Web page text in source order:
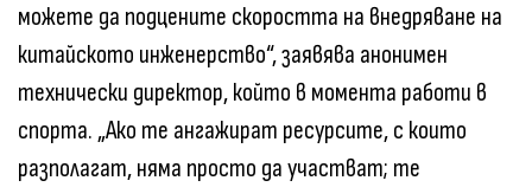
можете да подцените скоростта на внедряване на
китайското инженерство“, заявява анонимен
технически директор, който в момента работи в
спорта. „Ако те ангажират ресурсите, с които
разполагат, няма просто да участват; те